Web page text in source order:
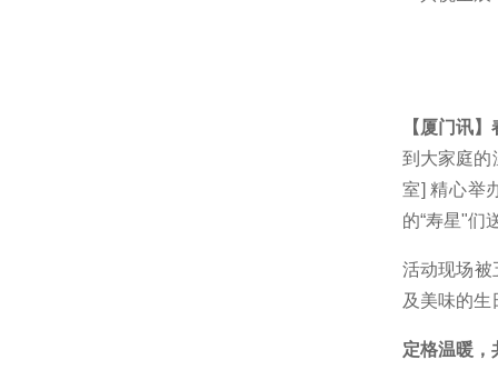
【厦门讯
到大家庭的
室] 精心举
的“寿星"们
活动现场被
及美味的生
定格温暖，